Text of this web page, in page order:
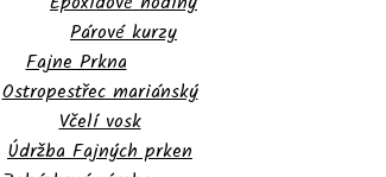
Párové kurzy
Fajne Prkna
Ostropestřec mariánský
Včelí vosk
Údržba Fajných prken